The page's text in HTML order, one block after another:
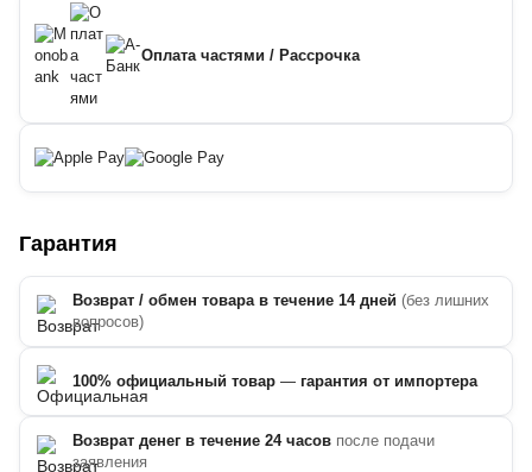
Оплата частями / Рассрочка
Гарантия
Возврат / обмен товара в течение 14 дней (без лишних
вопросов)
100% официальный товар — гарантия от импортера
Возврат денег в течение 24 часов после подачи
заявления